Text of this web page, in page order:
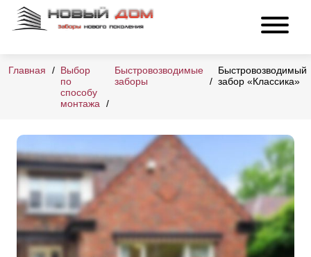
Главная
Выбор
по
способу
монтажа
Быстровозводимые
заборы
Быстровозводимый
забор «Классика»